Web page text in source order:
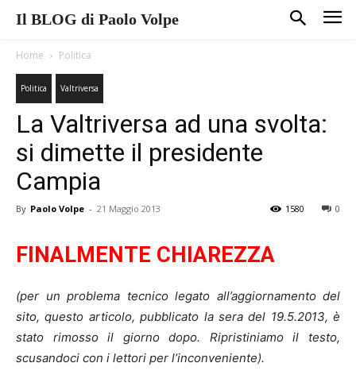
Il BLOG di Paolo Volpe
Home Politica
Politica Valtriversa
La Valtriversa ad una svolta:
si dimette il presidente
Campia
By Paolo Volpe - 21 Maggio 2013 0
1580
FINALMENTE CHIAREZZA
(per un problema tecnico legato all’aggiornamento del
sito, questo articolo, pubblicato la sera del 19.5.2013, è
stato rimosso il giorno dopo. Ripristiniamo il testo,
scusandoci con i lettori per l’inconveniente).